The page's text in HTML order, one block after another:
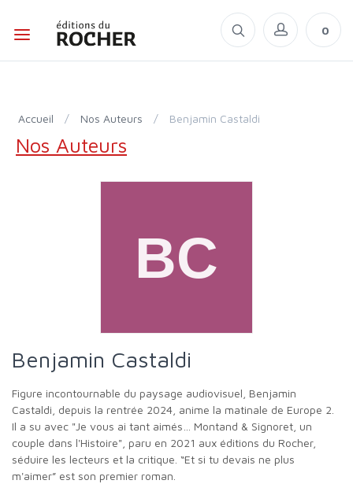
0
Accueil / Nos Auteurs / Benjamin Castaldi
Nos Auteurs
Benjamin Castaldi
Figure incontournable du paysage audiovisuel, Benjamin
Castaldi, depuis la rentrée 2024, anime la matinale de Europe 2.
Il a su avec "Je vous ai tant aimés… Montand & Signoret, un
couple dans l'Histoire", paru en 2021 aux éditions du Rocher,
séduire les lecteurs et la critique. “Et si tu devais ne plus
m'aimer” est son premier roman.